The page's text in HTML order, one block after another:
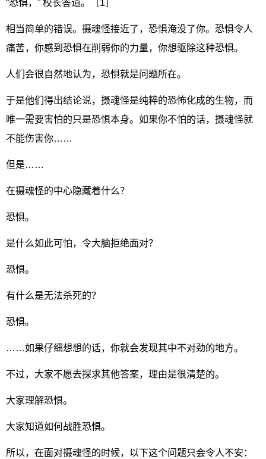
“恐惧，” 校长答道。［1］
相当简单的错误。摄魂怪接近了，恐惧淹没了你。恐惧令人
痛苦，你感到恐惧在削弱你的力量，你想驱除这种恐惧。
人们会很自然地认为，恐惧就是问题所在。
于是他们得出结论说，摄魂怪是纯粹的恐怖化成的生物，而
唯一需要害怕的只是恐惧本身。如果你不怕的话，摄魂怪就
不能伤害你……
但是……
在摄魂怪的中心隐藏着什么？
恐惧。
是什么如此可怕，令大脑拒绝面对？
恐惧。
有什么是无法杀死的？
恐惧。
……如果仔细想想的话，你就会发现其中不对劲的地方。
不过，大家不愿去探求其他答案，理由是很清楚的。
大家理解恐惧。
大家知道如何战胜恐惧。
所以，在面对摄魂怪的时候，以下这个问题只会令人不安：